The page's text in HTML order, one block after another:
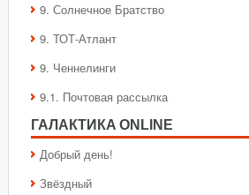
9. Солнечное Братство
9. ТОТ-Атлант
9. Ченнелинги
9.1. Почтовая рассылка
ГАЛАКТИКA ONLINE
Добрый день!
Звёздный